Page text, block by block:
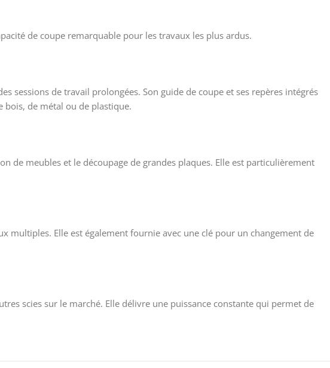
de coupe remarquable pour les travaux les plus ardus.
sessions de travail prolongées. Son guide de coupe et ses repères intégrés
bois, de métal ou de plastique.
de meubles et le découpage de grandes plaques. Elle est particulièrement
multiples. Elle est également fournie avec une clé pour un changement de
scies sur le marché. Elle délivre une puissance constante qui permet de